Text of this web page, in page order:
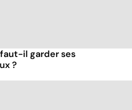
il garder ses
?